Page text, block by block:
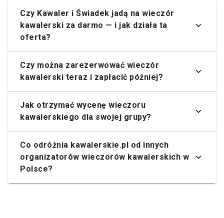
Czy Kawaler i Świadek jadą na wieczór
kawalerski za darmo — i jak działa ta
oferta?
Czy można zarezerwować wieczór
kawalerski teraz i zapłacić później?
Jak otrzymać wycenę wieczoru
kawalerskiego dla swojej grupy?
Co odróżnia kawalerskie.pl od innych
organizatorów wieczorów kawalerskich w
Polsce?